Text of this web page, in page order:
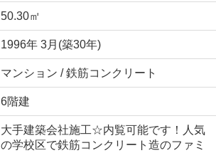
50.30㎡
1996年 3月(築30年)
マンション / 鉄筋コンクリート
6階建
大手建築会社施工☆内覧可能です！人気
の学校区で鉄筋コンクリート造のファミ